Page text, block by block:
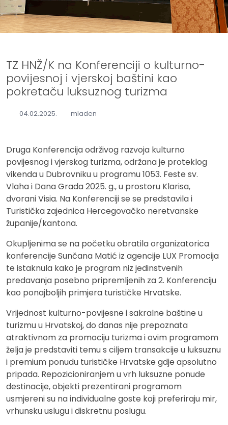
TZ HNŽ/K na Konferenciji o kulturno-
povijesnoj i vjerskoj baštini kao
pokretaču luksuznog turizma
04.02.2025. mladen
Druga Konferencija održivog razvoja kulturno
povijesnog i vjerskog turizma, održana je proteklog
vikenda u Dubrovniku u programu 1053. Feste sv.
Vlaha i Dana Grada 2025. g., u prostoru Klarisa,
dvorani Visia. Na Konferenciji se se predstavila i
Turistička zajednica Hercegovačko neretvanske
županije/kantona.
Okupljenima se na početku obratila organizatorica
konferencije Sunčana Matić iz agencije LUX Promocija
te istaknula kako je program niz jedinstvenih
predavanja posebno pripremljenih za 2. Konferenciju
kao ponajboljih primjera turističke Hrvatske.
Vrijednost kulturno-povijesne i sakralne baštine u
turizmu u Hrvatskoj, do danas nije prepoznata
atraktivnom za promociju turizma i ovim programom
želja je predstaviti temu s ciljem transakcije u luksuznu
i premium ponudu turističke Hrvatske gdje apsolutno
pripada. Repozicioniranjem u vrh luksuzne ponude
destinacije, objekti prezentirani programom
usmjereni su na individualne goste koji preferiraju mir,
vrhunsku uslugu i diskretnu poslugu.